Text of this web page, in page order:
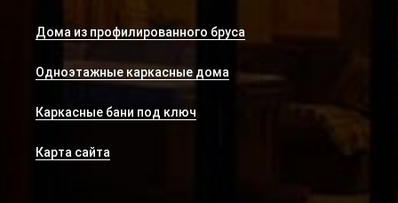
Дома из профилированного бруса
Одноэтажные каркасные дома
Каркасные бани под ключ
Карта сайта